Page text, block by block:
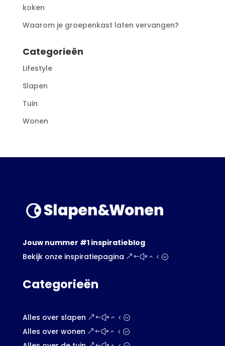
koken
Waarom je groepenkast laten vervangen?
Categorieën
Lifestyle
Slapen
Tuin
Wonen
Jouw nummer #1 inspiratieblog
Bekijk onze inspiratiepagina
Categorieën
Alles over slapen
Alles over wonen